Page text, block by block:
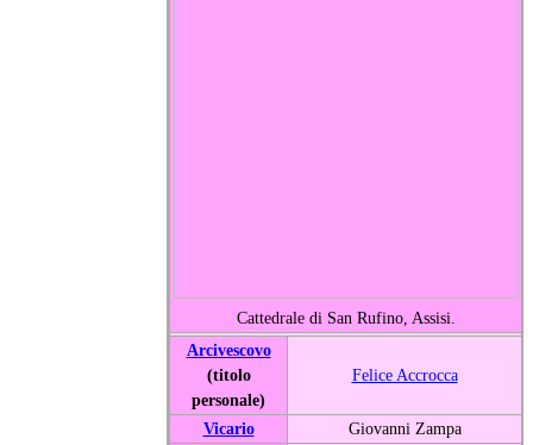
Cattedrale di San Rufino, Assisi.
Arcivescovo
(titolo
personale)
Felice Accrocca
Vicario
Giovanni Zampa